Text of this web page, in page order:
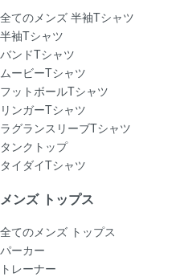
全てのメンズ 半袖Tシャツ
半袖Tシャツ
バンドTシャツ
ムービーTシャツ
フットボールTシャツ
リンガーTシャツ
ラグランスリーブTシャツ
タンクトップ
タイダイTシャツ
メンズ トップス
全てのメンズ トップス
パーカー
トレーナー